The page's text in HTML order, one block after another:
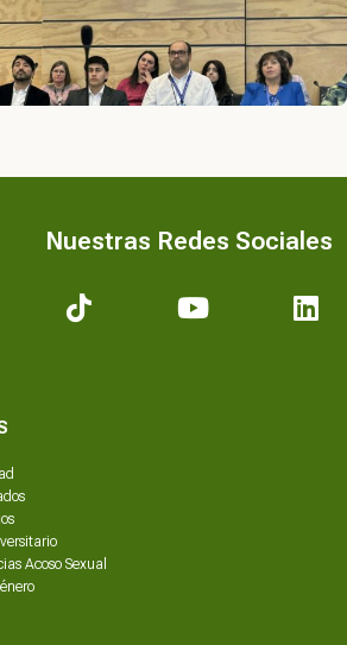
Acoso Sexual
Nuestras Redes Sociales